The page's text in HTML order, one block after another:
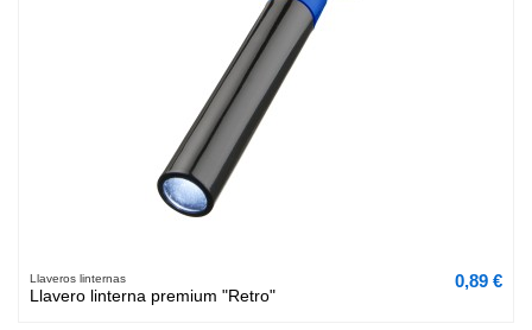
Llaveros linternas
Llavero linterna premium "Retro"
0,89 €